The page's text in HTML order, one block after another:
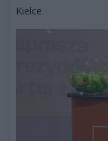
Kategorie artykułu:
Kielce